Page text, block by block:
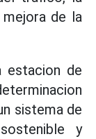
de la
de
sistema de
y